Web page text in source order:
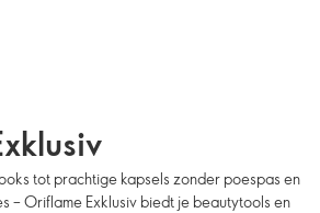
tot prachtige kapsels zonder poespas en
– Oriflame Exklusiv biedt je beautytools en